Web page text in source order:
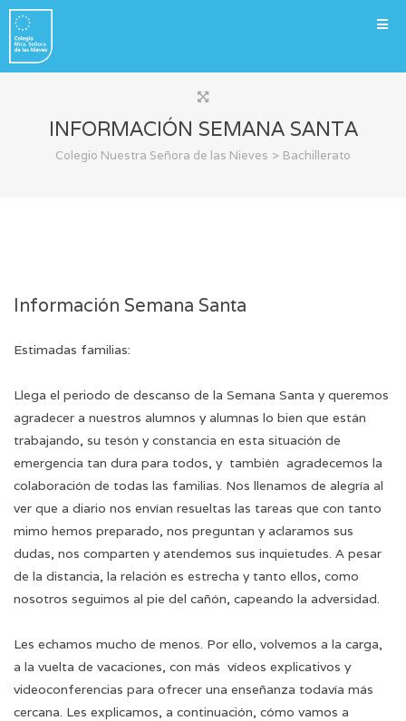
INFORMACIÓN SEMANA SANTA
Colegio Nuestra Señora de las Nieves > Bachillerato
Información Semana Santa
Estimadas familias:
Llega el periodo de descanso de la Semana Santa y queremos
agradecer a nuestros alumnos y alumnas lo bien que están
trabajando, su tesón y constancia en esta situación de
emergencia tan dura para todos, y también agradecemos la
colaboración de todas las familias. Nos llenamos de alegría al
ver que a diario nos envían resueltas las tareas que con tanto
mimo hemos preparado, nos preguntan y aclaramos sus
dudas, nos comparten y atendemos sus inquietudes. A pesar
de la distancia, la relación es estrecha y tanto ellos, como
nosotros seguimos al pie del cañón, capeando la adversidad.
Les echamos mucho de menos. Por ello, volvemos a la carga,
a la vuelta de vacaciones, con más vídeos explicativos y
videoconferencias para ofrecer una enseñanza todavía más
cercana. Les explicamos, a continuación, cómo vamos a